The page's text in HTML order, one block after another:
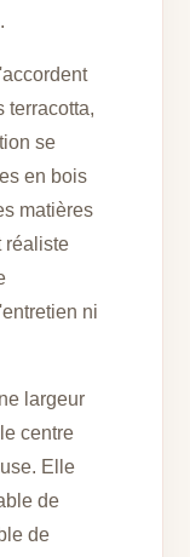
terracotta,
se
en bois
matières
réaliste
ni
largeur
centre
Elle
de
de